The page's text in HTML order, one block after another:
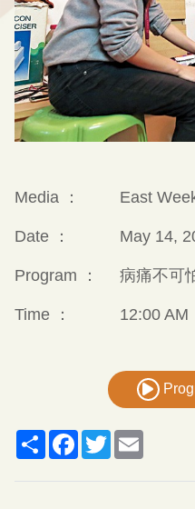
Media ： East
Date ： May 14,
Program ： 病痛不可
Time ： 12:00 AM
ShareFacebook
Twitter